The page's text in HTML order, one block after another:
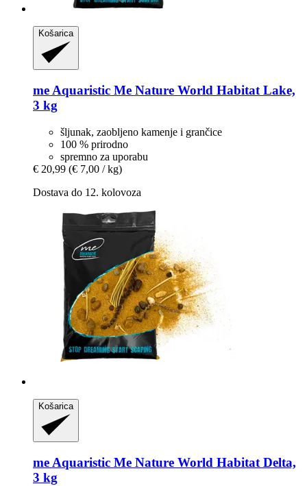
Košarica
me Aquaristic Me Nature World Habitat Lake,
3 kg
šljunak, zaobljeno kamenje i grančice
100 % prirodno
spremno za uporabu
€ 20,99 (€ 7,00 / kg)
Dostava do 12. kolovoza
Košarica
me Aquaristic Me Nature World Habitat Delta,
3 kg